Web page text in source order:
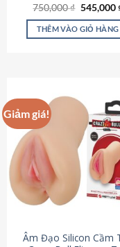
Được xếp
hạng4.70
5 sao
750,000₫ Giá
là:
750,000 ₫.
545,000
THÊM VÀO GIỎ HÀNG
Giảm giá!
Âm Đạo Silicon Cầm